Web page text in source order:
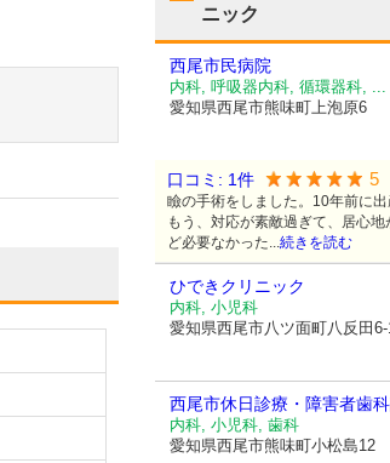
ニック
西尾市民病院
内科, 呼吸器内科, 循環器科, ...
愛知県西尾市熊味町上泡原6
口コミ: 1件 5
瞼の手術をしました。10年前に出
もう、対応が素敵過ぎて、居心
ど必要なかった...続きを読む
ひできクリニック
内科, 小児科
愛知県西尾市八ツ面町八反田
西尾市休日診療・障害者歯
内科, 小児科, 歯科
愛知県西尾市熊味町小松島12